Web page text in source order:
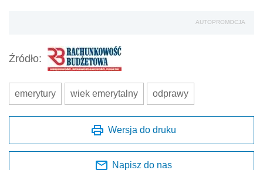
AUTOPROMOCJA
Źródło:
emerytury wiek emerytalny odprawy
Wersja do druku
Napisz do nas